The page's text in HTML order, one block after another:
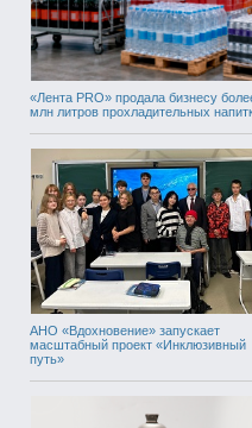
«Лента PRO» продала бизнесу
млн литров прохладительных
АНО «Вдохновение» запускает
масштабный проект «Инклюзивный
путь»